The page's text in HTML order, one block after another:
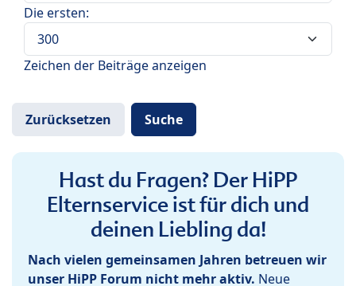
Die ersten:
Zeichen der Beiträge anzeigen
Hast du Fragen? Der HiPP
Elternservice ist für dich und
deinen Liebling da!
Nach vielen gemeinsamen Jahren betreuen wir
unser HiPP Forum nicht mehr aktiv. Neue